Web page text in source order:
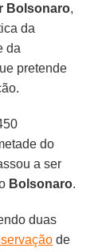
Bolsonaro,
da
da
pretende
do
a ser
Bolsonaro.
duas
de